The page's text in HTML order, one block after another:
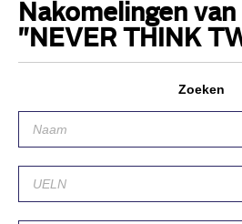
Nakomelingen van
"NEVER THINK
Zoeken